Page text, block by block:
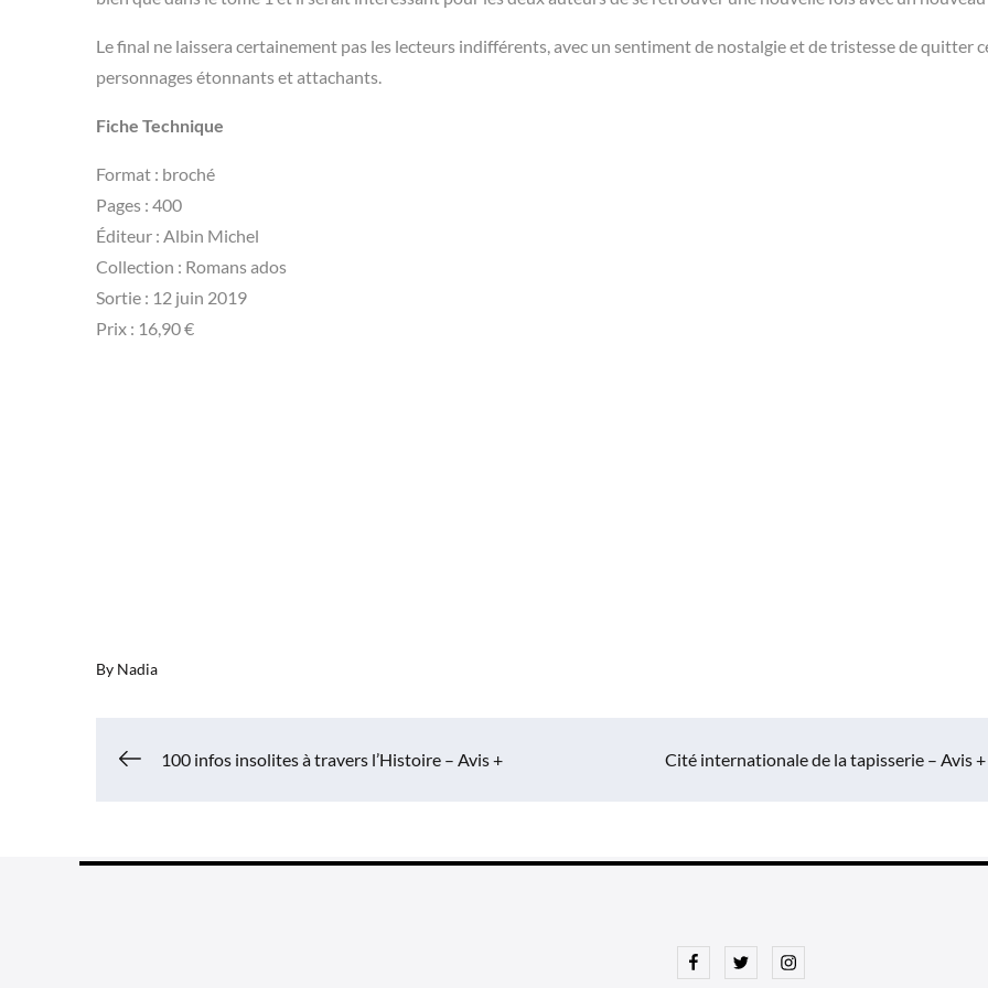
Le final ne laissera certainement pas les lecteurs indifférents, avec un sentiment de nostalgie et de tristesse de quitter
personnages étonnants et attachants.
Fiche Technique
Format : broché
Pages : 400
Éditeur : Albin Michel
Collection : Romans ados
Sortie : 12 juin 2019
Prix : 16,90 €
By Nadia
Navigation
100 infos insolites à travers l’Histoire – Avis + Cité internationale de la tapisserie – Avis +
FacebookTwitterInstagram